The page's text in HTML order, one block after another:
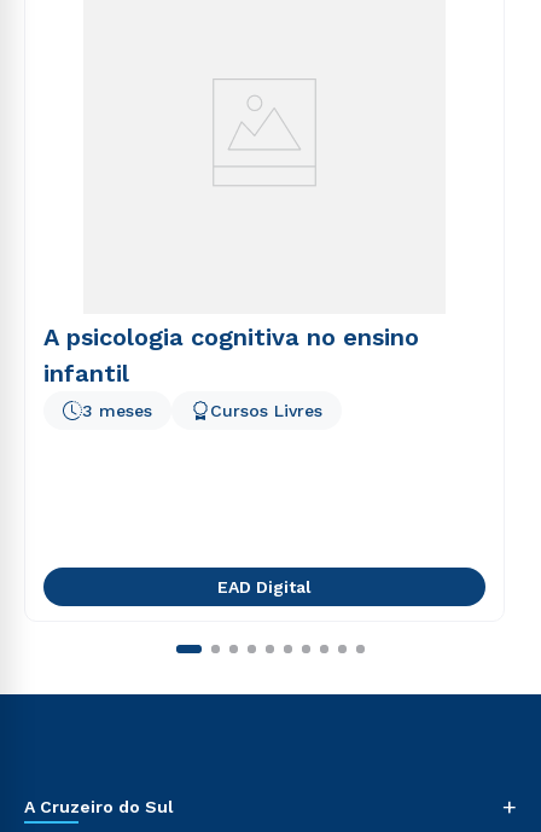
A psicologia cognitiva no ensino
infantil
3 meses Cursos Livres
EAD Digital
A Cruzeiro do Sul +